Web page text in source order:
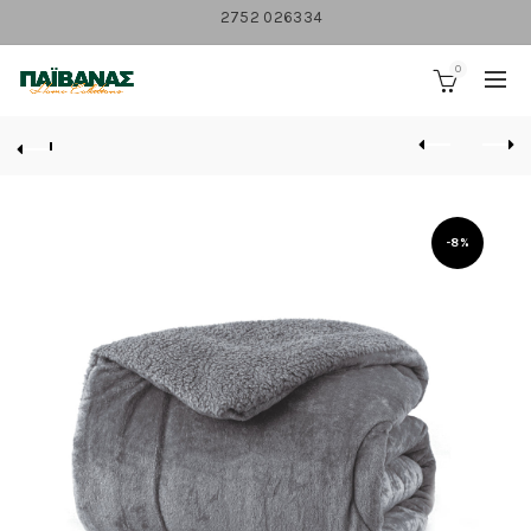
2752 026334
0
-8%